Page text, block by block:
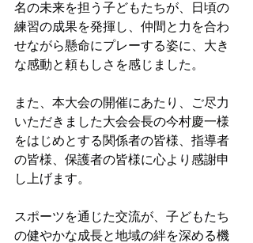
名の未来を担う子どもたちが、日頃の
練習の成果を発揮し、仲間と力を合わ
せながら懸命にプレーする姿に、大き
な感動と頼もしさを感じました。
また、本大会の開催にあたり、ご尽力
いただきました大会会長の今村慶一様
をはじめとする関係者の皆様、指導者
の皆様、保護者の皆様に心より感謝申
し上げます。
スポーツを通じた交流が、子どもたち
の健やかな成長と地域の絆を深める機